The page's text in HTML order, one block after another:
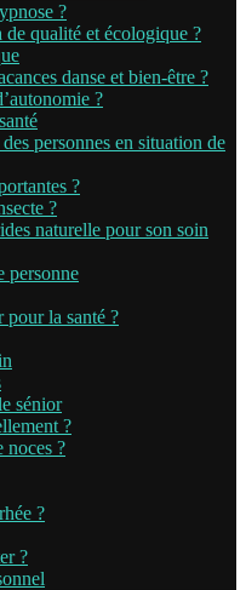
?
qualité et écologique ?
danse et bien-être ?
?
personnes en situation de
?
?
naturelle pour son soin
personne
pour la santé ?
sénior
?
noces ?
?
?